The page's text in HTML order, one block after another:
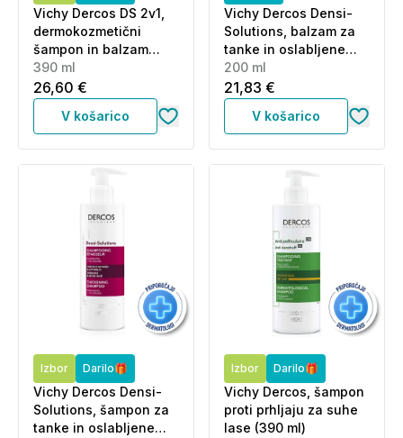
Vichy Dercos DS 2v1,
dermokozmetični
šampon in balzam
proti prhljaju (390 ml)
390 ml
26,60 €
V košarico
Vichy Dercos Densi-
Solutions, balzam za
tanke in oslabljene
lase (200 ml)
200 ml
21,83 €
V košarico
Izbor Darilo🎁
Vichy Dercos Densi-
Solutions, šampon za
tanke in oslabljene
Izbor Darilo🎁
Vichy Dercos, šampon
proti prhljaju za suhe
lase (390 ml)